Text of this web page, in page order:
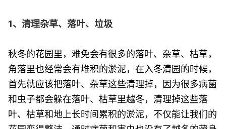
1、清理杂草、落叶、垃圾
秋冬的花园里，难免会有很多的落叶、杂草、枯草，
角落里也经常会有堆积的淤泥，在入冬清园的时候，
首先就应该把落叶、杂草这些清理掉，因为很多病菌
和虫子都会躲在落叶、枯草里越冬，清理掉这些落
叶、枯草和地上长时间累积的淤泥，不仅能让我们的